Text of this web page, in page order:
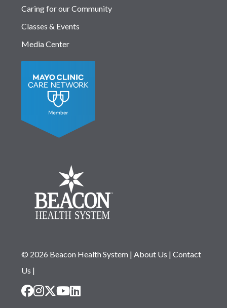
Caring for our Community
Classes & Events
Media Center
© 2026 Beacon Health System| About Us | Contact
Us |